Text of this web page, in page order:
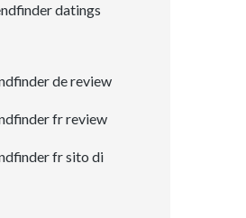
datings
de review
fr review
fr sito di